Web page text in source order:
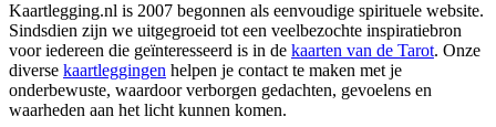
Kaartlegging.nl is 2007 begonnen als eenvoudige spirituele website.
Sindsdien zijn we uitgegroeid tot een veelbezochte inspiratiebron
voor iedereen die geïnteresseerd is in de kaarten van de Tarot. Onze
diverse kaartleggingen helpen je contact te maken met je
onderbewuste, waardoor verborgen gedachten, gevoelens en
waarheden aan het licht kunnen komen.